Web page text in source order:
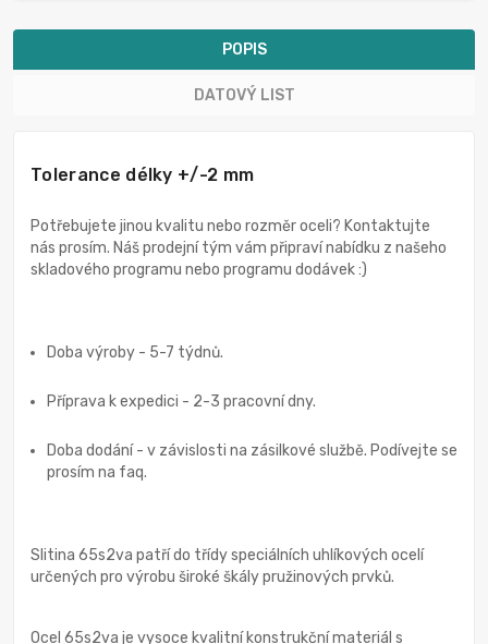
POPIS
DATOVÝ LIST
Tolerance délky +/-2 mm
Potřebujete jinou kvalitu nebo rozměr oceli? Kontaktujte
nás prosím. Náš prodejní tým vám připraví nabídku z našeho
skladového programu nebo programu dodávek :)
Doba výroby - 5-7 týdnů.
Příprava k expedici - 2-3 pracovní dny.
Doba dodání - v závislosti na zásilkové službě. Podívejte se
prosím na faq.
Slitina 65s2va patří do třídy speciálních uhlíkových ocelí
určených pro výrobu široké škály pružinových prvků.
Ocel 65s2va je vysoce kvalitní konstrukční materiál s